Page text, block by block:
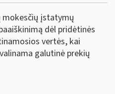
įstatymų
dėl pridėtinės
vertės, kai
galutinė prekių